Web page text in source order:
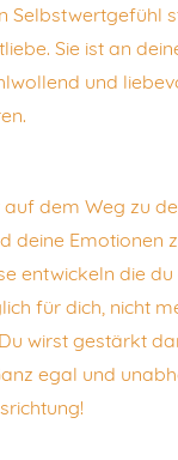
Selbstwertgefühl
Sie ist an
und
dem Weg zu
Emotionen
entwickeln die
für dich, nicht
wirst gestärkt
egal und